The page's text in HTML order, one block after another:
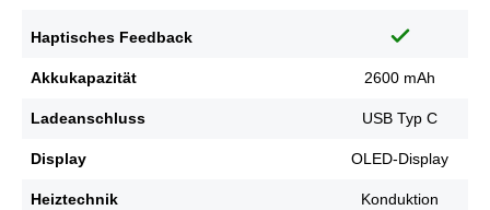
Haptisches Feedback
Akkukapazität 2600 mAh
Ladeanschluss USB Typ C
Display OLED-Display
Heiztechnik Konduktion